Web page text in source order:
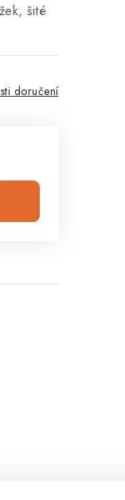
šité
doručení